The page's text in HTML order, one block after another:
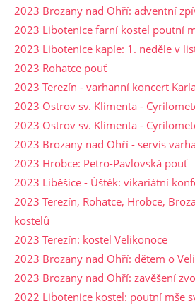
2023 Brozany nad Ohří: adventní
2023 Libotenice farní kostel poutní
2023 Libotenice kaple: 1. neděle v
2023 Rohatce pouť
2023 Terezín - varhanní koncert
2023 Ostrov sv. Klimenta -
2023 Ostrov sv. Klimenta -
2023 Brozany nad Ohří - servis
2023 Hrobce: Petro-Pavlovská pouť
2023 Liběšice - Úštěk: vikariátní
2023 Terezín, Rohatce, Hrobce,
kostelů
2023 Terezín: kostel Velikonoce
2023 Brozany nad Ohří: dětem o
2023 Brozany nad Ohří: zavěšení
2022 Libotenice kostel: poutní mše